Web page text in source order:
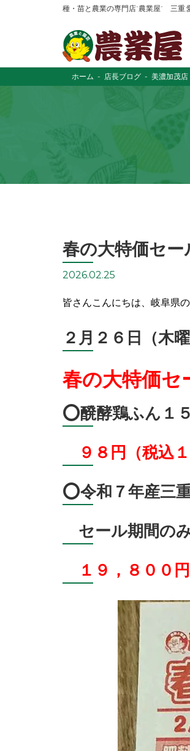
種・苗と農業の専門店“農業屋” 三重,
ホーム 店長ブログ 美濃加茂店
春の大特価セー
2026.02.25
皆さんこんにちは、岐阜県
２月２６日（木
春の大特価セ
⭕️醗酵鶏ふん１
９８円（税込１
⭕️令和７年産三
セール期間の
１９，８００円